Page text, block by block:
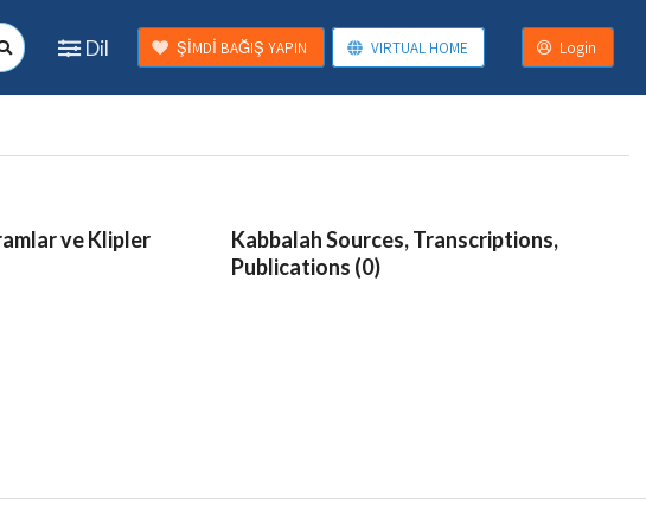
Dil ŞİMDİ BAĞIŞ YAPIN VIRTUAL HOME Login
ve Klipler
Kabbalah Sources, Transcriptions,
Publications (0)